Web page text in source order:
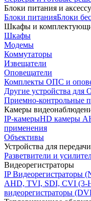
Блоки питания и
Блоки питанияБлоки
Шкафы и
Шкафы
Модемы
Коммутаторы
Извещатели
Оповещатели
Комплекты ОПС и
Другие устройства
Приемно-контрольные
Камеры
IP-камерыHD камеры
применения
Объективы
Устройства для
Разветвители и
Видеорегистраторы
IP Видеорегистраторы
AHD, TVI, SDI, CVI (3-
видеорегистраторы